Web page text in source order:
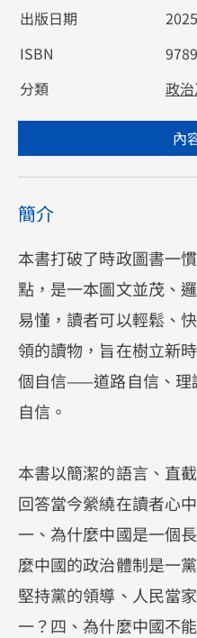
出版日期
ISBN
分類
政
內
簡介
本書打破了時政圖書一
點，是一本圖文並茂、
易懂，讀者可以輕鬆、
領的讀物，旨在樹立新
個自信⸺道路自信、理
自信。
本書以簡潔的語言、直
回答當今縈繞在讀者心
一、為什麼中國是一個
麼中國的政治體制是一
堅持黨的領導、人民當
一？四、為什麼中國不